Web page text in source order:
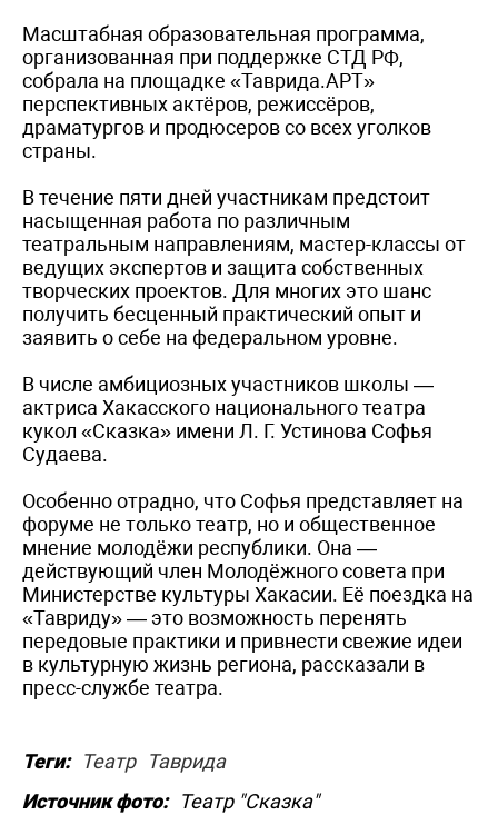
Масштабная образовательная программа,
организованная при поддержке СТД РФ,
собрала на площадке «Таврида.АРТ»
перспективных актёров, режиссёров,
драматургов и продюсеров со всех уголков
страны.
В течение пяти дней участникам предстоит
насыщенная работа по различным
театральным направлениям, мастер-классы от
ведущих экспертов и защита собственных
творческих проектов. Для многих это шанс
получить бесценный практический опыт и
заявить о себе на федеральном уровне.
В числе амбициозных участников школы —
актриса Хакасского национального театра
кукол «Сказка» имени Л. Г. Устинова Софья
Судаева.
Особенно отрадно, что Софья представляет на
форуме не только театр, но и общественное
мнение молодёжи республики. Она —
действующий член Молодёжного совета при
Министерстве культуры Хакасии. Её поездка на
«Тавриду» — это возможность перенять
передовые практики и привнести свежие идеи
в культурную жизнь региона, рассказали в
пресс-службе театра.
Теги: Театр
Таврида
Источник фото:
Театр "Сказка"